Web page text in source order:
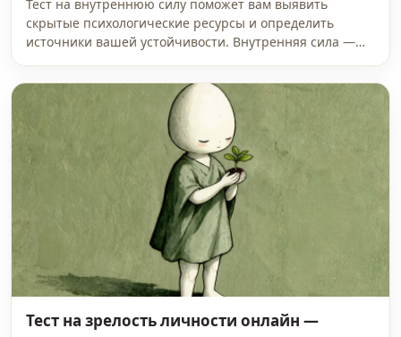
Тест на внутреннюю силу поможет вам выявить
скрытые психологические ресурсы и определить
источники вашей устойчивости. Внутренняя сила —…
Тест на зрелость личности онлайн —